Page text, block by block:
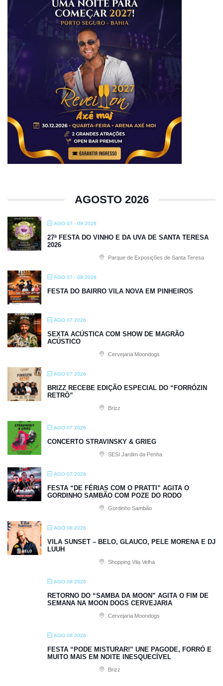
AGOSTO 2026
AGO 07 - 09 2026
27ª FESTA DO VINHO E DA UVA DE SANTA TERESA
2026
Parque de Exposições de Santa Teresa
AGO 07 - 08 2026
FESTA DO BAIRRO VILA NOVA EM PINHEIROS
AGO 07 2026
SEXTA ACÚSTICA COM SHOW DE MAGRÃO
ACÚSTICO
Cervejaria Moondogs
AGO 07 2026
BRIZZ RECEBE EDIÇÃO ESPECIAL DO “FORRÓZIN
RETRÔ”
Brizz
AGO 07 2026
CONCERTO STRAVINSKY & GRIEG
SESI Jardim da Penha
AGO 07 2026
FESTA “DE FÉRIAS COM O PRATTI” AGITA O
GORDINHO SAMBÃO COM POZE DO RODO
Gordinho Sambão
AGO 08 2026
VILA SUNSET – BELO, GLAUCO, PELE MORENA E DJ
LUUH
Shopping Vila Velha
AGO 08 2026
RETORNO DO “SAMBA DA MOON” AGITA O FIM DE
SEMANA NA MOON DOGS CERVEJARIA
Cervejaria Moondogs
AGO 08 2026
FESTA “PODE MISTURAR!” UNE PAGODE, FORRÓ E
MUITO MAIS EM NOITE INESQUECÍVEL
Brizz